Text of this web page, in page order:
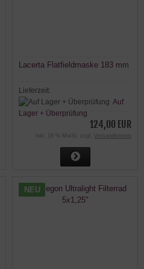
Lacerta Flatfieldmaske 183 mm
Lieferzeit:
Auf
Lager + Überprüfung
124,00 EUR
inkl. 19 % MwSt. zzgl. Versandkosten
NEU